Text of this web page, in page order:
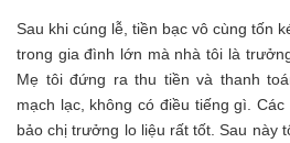
Sau khi cúng lễ, tiền bạc vô cùng tốn
trong gia đình lớn mà nhà tôi là
Mẹ tôi đứng ra thu tiền và thanh
mạch lạc, không có điều tiếng gì.
bảo chị trưởng lo liệu rất tốt. Sau này